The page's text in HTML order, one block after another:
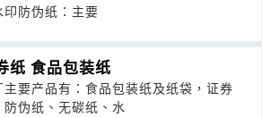
印防伪纸：主要
纸 食品包装纸
主要产品有：食品包装纸及纸袋，证券
防伪纸、无碳纸、水